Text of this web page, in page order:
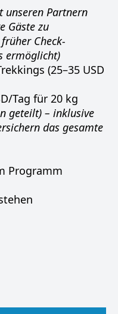
unseren Partnern
Gäste zu
Check-
ermöglicht)
(25–35 USD
Tag für 20 kg
geteilt) – inklusive
das gesamte
Programm